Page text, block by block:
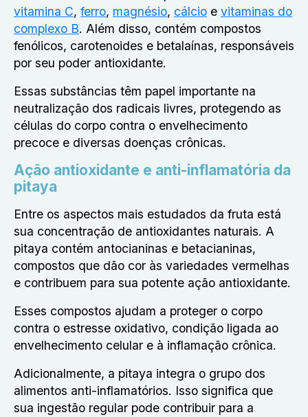
vitamina C, ferro, magnésio, cálcio e vitaminas do
complexo B. Além disso, contém compostos
fenólicos, carotenoides e betalaínas, responsáveis
por seu poder antioxidante.
Essas substâncias têm papel importante na
neutralização dos radicais livres, protegendo as
células do corpo contra o envelhecimento
precoce e diversas doenças crônicas.
Ação antioxidante e anti-inflamatória da
pitaya
Entre os aspectos mais estudados da fruta está
sua concentração de antioxidantes naturais. A
pitaya contém antocianinas e betacianinas,
compostos que dão cor às variedades vermelhas
e contribuem para sua potente ação antioxidante.
Esses compostos ajudam a proteger o corpo
contra o estresse oxidativo, condição ligada ao
envelhecimento celular e à inflamação crônica.
Adicionalmente, a pitaya integra o grupo dos
alimentos anti-inflamatórios. Isso significa que
sua ingestão regular pode contribuir para a